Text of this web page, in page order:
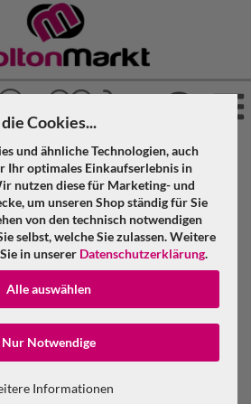
Cookies...
und ähnliche Technologien, auch
Ihr optimales Einkaufserlebnis in
nutzen diese für Marketing- und
um unseren Shop ständig für Sie
von den technisch notwendigen
selbst, welche Sie zulassen. Weitere
in unserer Datenschutzerklärung.
Alle auswählen
Nur Notwendige
Informationen
Konto erstellen
» Satinmolton »
» Steingrau »
steingrau, B=3m (geöst) x
konfektioniert, steingrau,